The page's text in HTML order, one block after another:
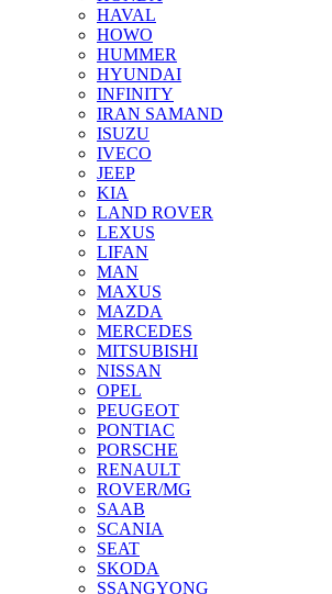
HAVAL
HOWO
HUMMER
HYUNDAI
INFINITY
IRAN SAMAND
ISUZU
IVECO
JEEP
KIA
LAND ROVER
LEXUS
LIFAN
MAN
MAXUS
MAZDA
MERCEDES
MITSUBISHI
NISSAN
OPEL
PEUGEOT
PONTIAC
PORSCHE
RENAULT
ROVER/MG
SAAB
SCANIA
SEAT
SKODA
SSANGYONG